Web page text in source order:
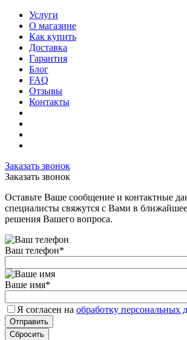
Услуги
О магазине
Как купить
Доставка
Гарантия
Блог
FAQ
Отзывы
Контакты
Заказать звонок
Заказать звонок
Оставьте Ваше сообщение и контактные
специалисты свяжутся с Вами в
решения Вашего вопроса.
Ваш телефон*
Ваше имя*
Я согласен на обработку персональных